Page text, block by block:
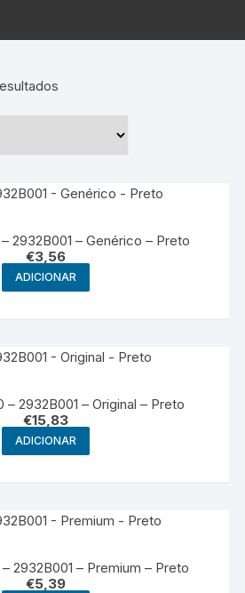
2932B001 – Genérico – Preto
€3,56
ADICIONAR
– 2932B001 – Original – Preto
€15,83
ADICIONAR
2932B001 – Premium – Preto
€5,39